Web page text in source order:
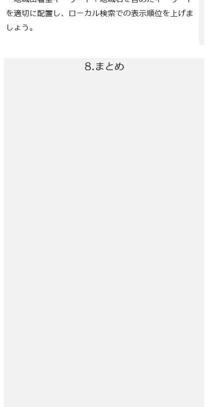
を適切に配置し、ローカル検索での表示順位を上げま
しょう。
8.まとめ